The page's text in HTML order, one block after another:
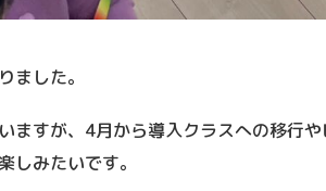
ました。
ますが、4月から導入クラスへの移行
しみたいです。